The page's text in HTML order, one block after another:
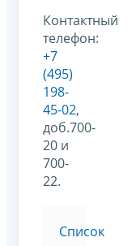
Контактный
телефон:
+7
(495)
198-
45-02,
доб.700-
20 и
700-
22.
Список